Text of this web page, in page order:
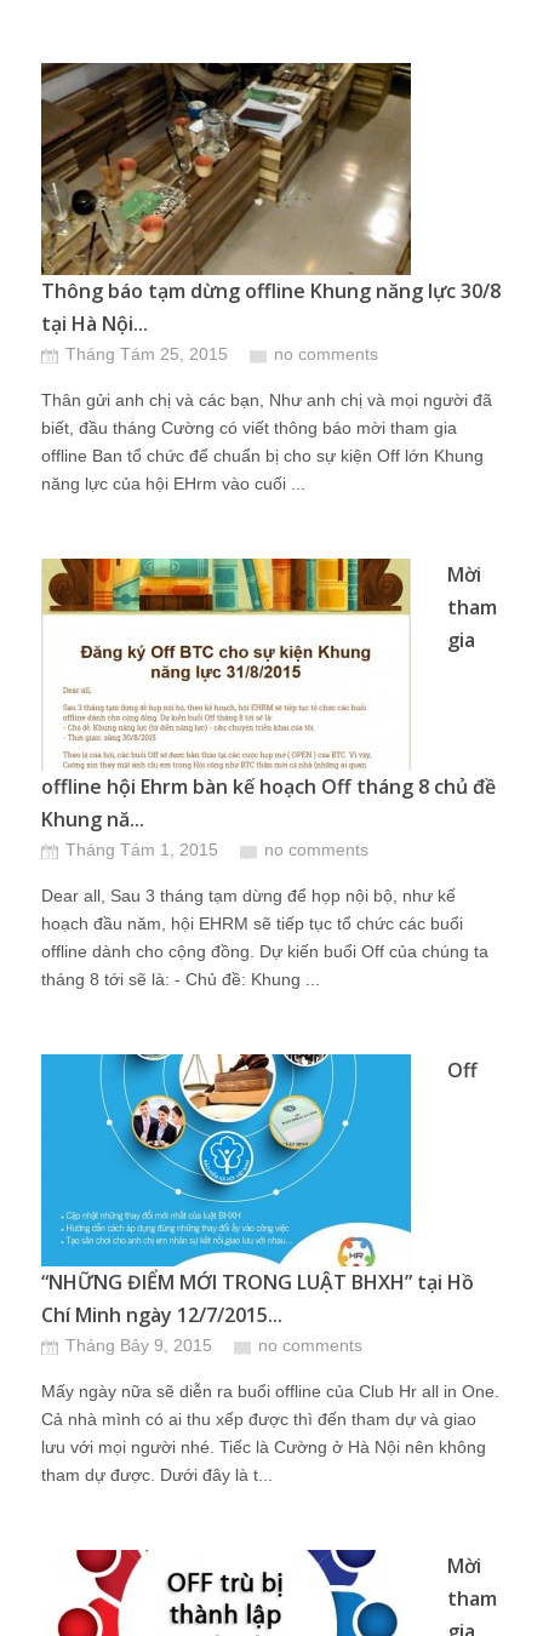
Thông báo tạm dừng offline Khung năng lực 30/8
tại Hà Nội...
Tháng Tám 25, 2015 no comments
Thân gửi anh chị và các bạn, Như anh chị và mọi người đã
biết, đầu tháng Cường có viết thông báo mời tham gia
offline Ban tổ chức để chuẩn bị cho sự kiện Off lớn Khung
năng lực của hội EHrm vào cuối ...
Mời
tham
gia
offline hội Ehrm bàn kế hoạch Off tháng 8 chủ đề
Khung nă...
Tháng Tám 1, 2015 no comments
Dear all, Sau 3 tháng tạm dừng để họp nội bộ, như kế
hoạch đầu năm, hội EHRM sẽ tiếp tục tổ chức các buổi
offline dành cho cộng đồng. Dự kiến buổi Off của chúng ta
tháng 8 tới sẽ là: - Chủ đề: Khung ...
Off
“NHỮNG ĐIỂM MỚI TRONG LUẬT BHXH” tại Hồ
Chí Minh ngày 12/7/2015...
Tháng Bảy 9, 2015 no comments
Mấy ngày nữa sẽ diễn ra buổi offline của Club Hr all in One.
Cả nhà mình có ai thu xếp được thì đến tham dự và giao
lưu với mọi người nhé. Tiếc là Cường ở Hà Nội nên không
tham dự được. Dưới đây là t...
Mời
tham